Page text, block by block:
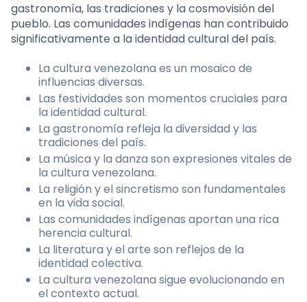
gastronomía, las tradiciones y la cosmovisión del
pueblo. Las comunidades indígenas han contribuido
significativamente a la identidad cultural del país.
La cultura venezolana es un mosaico de
influencias diversas.
Las festividades son momentos cruciales para
la identidad cultural.
La gastronomía refleja la diversidad y las
tradiciones del país.
La música y la danza son expresiones vitales de
la cultura venezolana.
La religión y el sincretismo son fundamentales
en la vida social.
Las comunidades indígenas aportan una rica
herencia cultural.
La literatura y el arte son reflejos de la
identidad colectiva.
La cultura venezolana sigue evolucionando en
el contexto actual.